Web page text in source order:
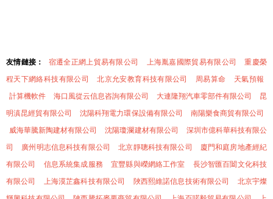
友情鏈接： 宿遷全正網上貿易有限公司 上海胤嘉國際貿易有限公司
重慶榮
程天下網絡科技有限公司
北京允安教育科技有限公司 周易算命
天氣預報
計算機軟件
海口風從云信息咨詢有限公司 大連隆翔汽車零部件有限公司
昆
明滇昆經貿有限公司
沈陽科翔電力環保設備有限公司
南陽樂食商貿有限公司
威海華騰新陶建材有限公司
沈陽瓊瀾建材有限公司
深圳市億科華科技有限公
司
廣州明志信息科技有限公司 北京靜聰科技有限公司
廈門和庭房地產經紀
有限公司
信息系統集成服務 宜豐縣與嶸網絡工作室
長沙智匯百闔文化科技
有限公司
上海漠芷鑫科技有限公司 陜西熙維諾信息技術有限公司
北京宇燦